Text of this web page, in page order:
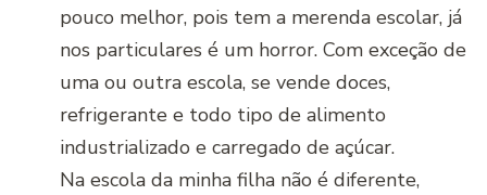
pouco melhor, pois tem a merenda escolar, já
nos particulares é um horror. Com exceção de
uma ou outra escola, se vende doces,
refrigerante e todo tipo de alimento
industrializado e carregado de açúcar.
Na escola da minha filha não é diferente,